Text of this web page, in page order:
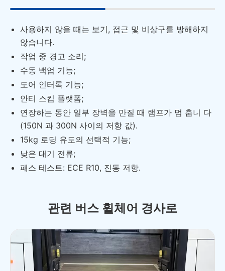
사용하지 않을 때는 보기, 접근 및 비상구를 방해하지
않습니다.
작업 중 경고 소리;
수동 백업 기능;
도어 인터록 기능;
안티 스킵 플랫폼;
연장하는 동안 일부 장벽을 만질 때 램프가 멈 춥니 다
(150N 과 300N 사이의 저항 값).
15kg 로딩 유도의 선택적 기능;
낮은 대기 전류;
패스 테스트: ECE R10, 진동 저항.
관련 버스 휠체어 경사로